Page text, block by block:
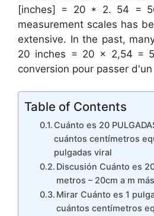
[inches] = 20 * 2. 54 =
measurement scales has
extensive. In the past,
20 inches = 20 x 2,54 =
conversion pour passer
Table of Contents
Cuánto es 20
cuántos centímetros
pulgadas viral
Discusión Cuánto es
metros – 20cm a m más
Mirar Cuánto es 1
cuántos centímetros